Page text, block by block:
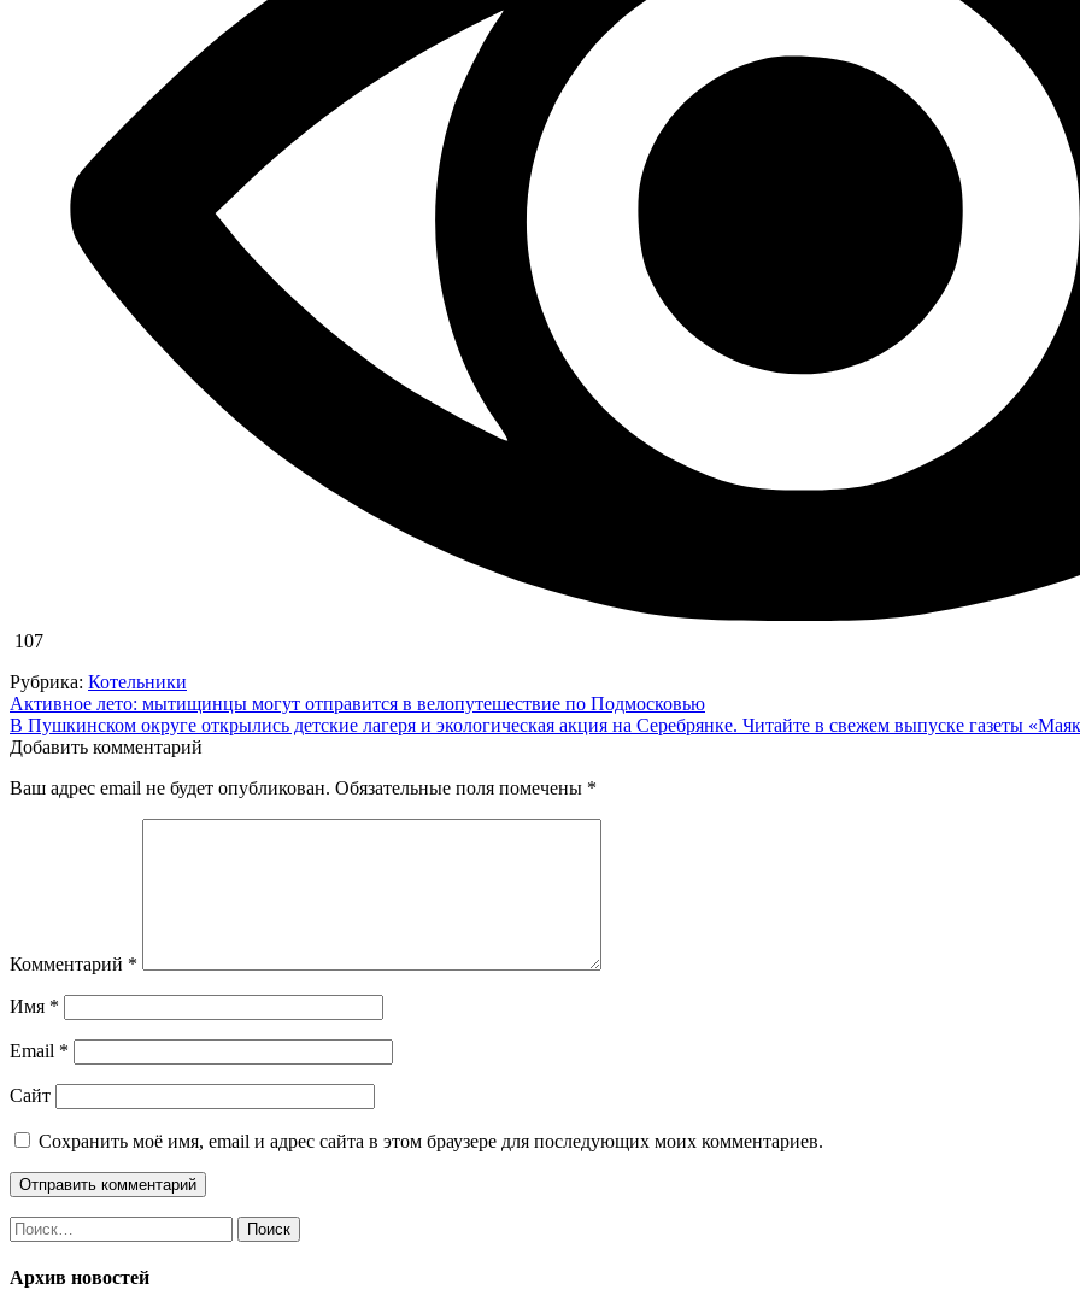
107
Рубрика: Котельники
Навигация
по
Активное лето: мытищинцы могут отправится в велопутешествие по Подмосковью
В Пушкинском округе открылись детские лагеря и экологическая акция на Серебрянке. Читайте в свежем выпуске газеты
Добавить комментарий
Ваш адрес email не будет опубликован. Обязательные поля помечены *
Комментарий *
Имя *
Email *
Сайт
Сохранить моё имя, email и адрес сайта в этом браузере для последующих моих комментариев.
Найти:
Архив новостей